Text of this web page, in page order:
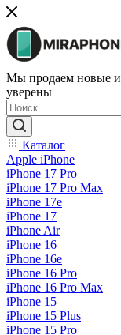
Мы продаем новые и
уверены
Каталог
Apple iPhone
iPhone 17 Pro
iPhone 17 Pro Max
iPhone 17e
iPhone 17
iPhone Air
iPhone 16
iPhone 16e
iPhone 16 Pro
iPhone 16 Pro Max
iPhone 15
iPhone 15 Plus
iPhone 15 Pro